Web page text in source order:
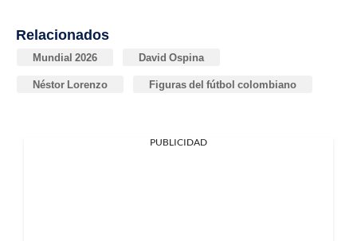
Relacionados
Mundial 2026 David Ospina
Néstor Lorenzo Figuras del fútbol colombiano
PUBLICIDAD